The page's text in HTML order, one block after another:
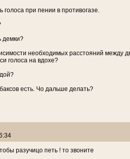
голоса при пении в противогазе.
демки?
необходимых расстояний
голоса на вдохе?
есть. Чо дальше делать?
разучицо петь ! то звоните